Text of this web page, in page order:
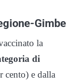
Gimbe
la
di
cento) e dalla